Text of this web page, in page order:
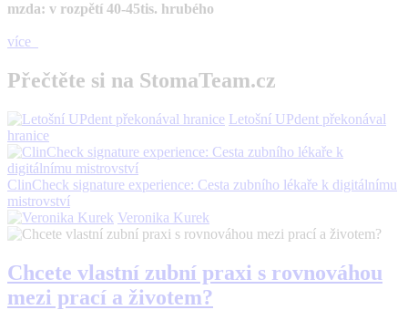
mzda: v rozpětí 40-45tis. hrubého
více
Přečtěte si na StomaTeam.cz
Letošní UPdent překonával
hranice
ClinCheck signature experience: Cesta zubního lékaře k digitálnímu
mistrovství
Veronika Kurek
Chcete vlastní zubní praxi s rovnováhou
mezi prací a životem?